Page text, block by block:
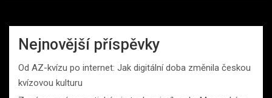
Nejnovější příspěvky
Od AZ-kvízu po internet: Jak digitální doba změnila českou
kvízovou kulturu